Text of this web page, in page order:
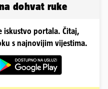
dohvat ruke
iskustvo portala. Čitaj,
s najnovijim vijestima.